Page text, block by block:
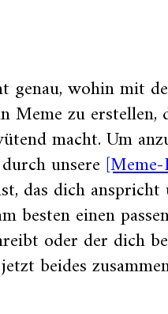
wohin mit
Meme zu erstellen,
macht. Um
unsere
das dich
besten einen
oder der dich
beides